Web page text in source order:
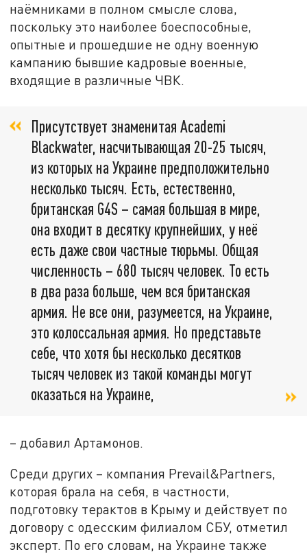
наёмниками в полном смысле слова,
поскольку это наиболее боеспособные,
опытные и прошедшие не одну военную
кампанию бывшие кадровые военные,
входящие в различные ЧВК.
Присутствует знаменитая Academi
Blackwater, насчитывающая 20-25 тысяч,
из которых на Украине предположительно
несколько тысяч. Есть, естественно,
британская G4S – самая большая в мире,
она входит в десятку крупнейших, у неё
есть даже свои частные тюрьмы. Общая
численность – 680 тысяч человек. То есть
в два раза больше, чем вся британская
армия. Не все они, разумеется, на Украине,
это колоссальная армия. Но представьте
себе, что хотя бы несколько десятков
тысяч человек из такой команды могут
оказаться на Украине,
– добавил Артамонов.
Среди других – компания Prevail&Partners,
которая брала на себя, в частности,
подготовку терактов в Крыму и действует по
договору с одесским филиалом СБУ, отметил
эксперт. По его словам, на Украине также